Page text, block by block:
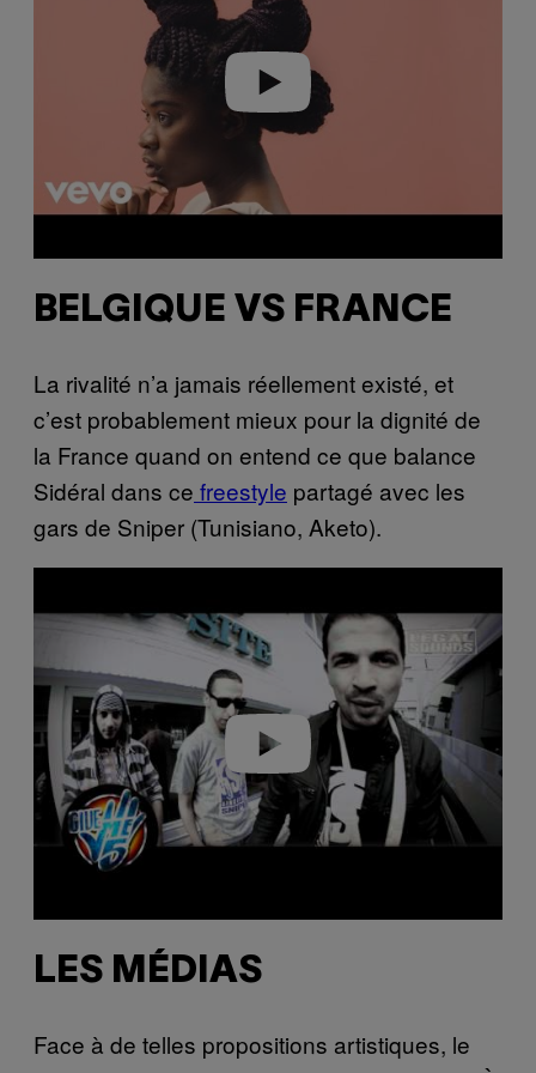
BELGIQUE VS FRANCE
La rivalité n’a jamais réellement existé, et
c’est probablement mieux pour la dignité de
la France quand on entend ce que balance
Sidéral dans ce freestyle partagé avec les
gars de Sniper (Tunisiano, Aketo).
a
i
d
LES MÉDIAS
Face à de telles propositions artistiques, le